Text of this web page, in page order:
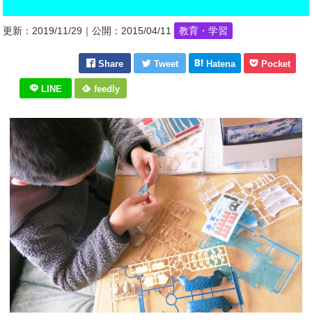
更新：2019/11/29 ｜公開：2015/04/11 教育・学習
Share Tweet Hatena Pocket
LINE feedly